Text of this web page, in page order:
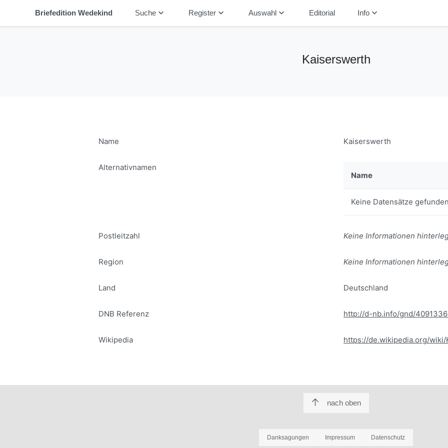
Briefedition Wedekind Suchekeyboard_arrow_down Registerkeyboard_arrow_down Auswahlkeyboard_arrow_down Editorial Infokeyboard_arrow_down
Kaiserswerth
Name Kaiserswerth
Alternativnamen
Name
Keine Datensätze
Postleitzahl Keine Informationen
Region Keine Informationen
Land Deutschland
DNB Referenz http://d-nb.info/gnd/
Wikipedia https://de.wikipedia.org/
nach oben
Danksagungen Impressum Datenschutz